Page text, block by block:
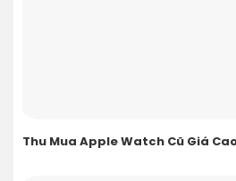
Thu Mua Apple Watch Cũ Giá Cao